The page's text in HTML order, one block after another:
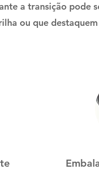
a transição pode
ou que